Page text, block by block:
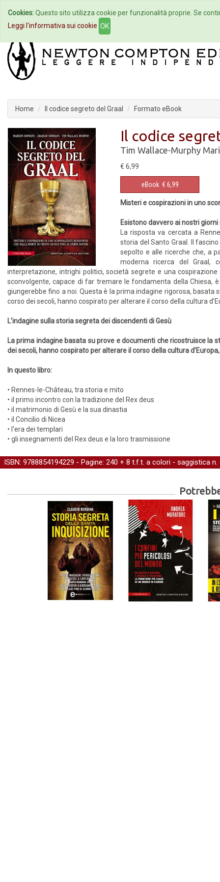
Home Autori Eventi
Home Il codice segreto del Graal Formato eBook
Il codice
Tim Wallace-Murphy
€ 6,99
eBook € 6,99
Misteri e cospirazioni in uno
Esistono davvero ai nostri
La risposta va cercata a
storia del Santo Graal. Il
sepolto e alle ricerche che, a
moderna ricerca del Graal,
interpretazione, intrighi politici, società segrete e una
sconvolgente, capace di far tremare le fondamenta della Chiesa,
giungerebbe fino a noi. Questa è la prima indagine rigorosa,
corso dei secoli, hanno cospirato per alterare il corso della cultura
L’indagine sulla storia segreta dei discendenti di Gesù
La prima indagine basata su prove e documenti che ricostruisce la
dei secoli, hanno cospirato per alterare il corso della cultura
In questo libro:
• Rennes-le-Château, tra storia e mito
• il primo incontro con la tradizione del Rex deus
• il matrimonio di Gesù e la sua dinastia
• il Concilio di Nicea
• l’era dei templari
• gli insegnamenti del Rex deus e la loro trasmissione
ISBN: 9788854194229 - Pagine: 240 + 8 t.f.t. a colori - saggistica n.
Cookies:Questo sito utilizza cookie per funzionalità proprie. Se
Leggi l'informativa sui cookie OK